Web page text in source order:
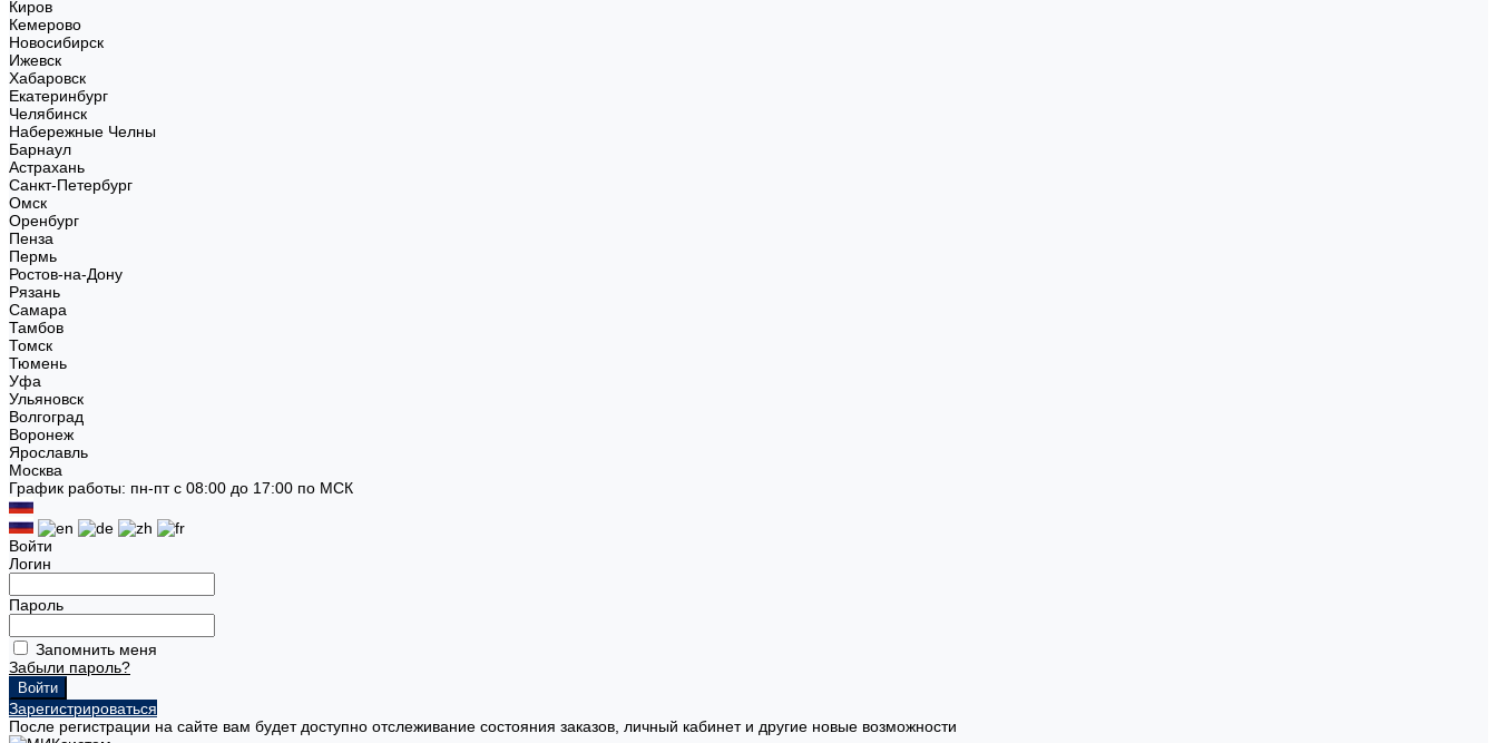
Киров
Кемерово
Новосибирск
Ижевск
Хабаровск
Екатеринбург
Челябинск
Набережные Челны
Барнаул
Астрахань
Санкт-Петербург
Омск
Оренбург
Пенза
Пермь
Ростов-на-Дону
Рязань
Самара
Тамбов
Томск
Тюмень
Уфа
Ульяновск
Волгоград
Воронеж
Ярославль
Москва
График работы: пн-пт с 08:00 до 17:00 по МСК
Войти
Логин
Пароль
Запомнить меня
Забыли пароль?
Зарегистрироваться
После регистрации на сайте вам будет доступно отслеживание состояния заказов, личный кабинет и другие новые возможности